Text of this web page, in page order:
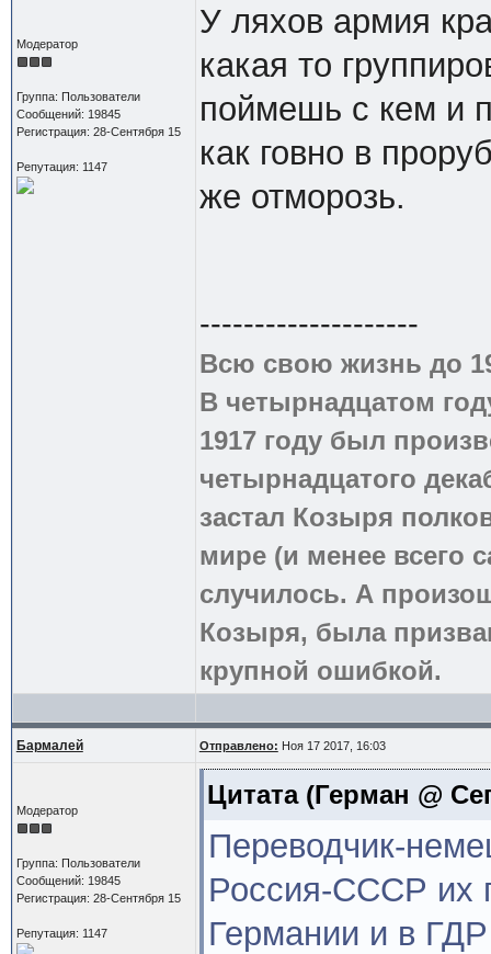
Модератор
Группа: Пользователи
Сообщений: 19845
Регистрация: 28-Сентября 15
Репутация: 1147
У ляхов армия
какая то
поймешь с кем и
как говно в
же отморозь.
--------------------
Всю свою жизнь до
В четырнадцатом
1917 году был
четырнадцатого
застал Козыря
мире (и менее всего
случилось. А
Козыря, была
крупной ошибкой.
Бармалей Отправлено: Ноя 17 2017, 16:03
Модератор
Группа: Пользователи
Сообщений: 19845
Регистрация: 28-Сентября 15
Репутация: 1147
Цитата(Герман @
Переводчик-
Россия-СССР их
Германии и в